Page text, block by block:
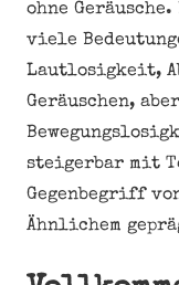
ohne
viele
Lautlosigkeit,
Geräuschen,
steigerbar mit
Gegenbegriff
Ähnlichem